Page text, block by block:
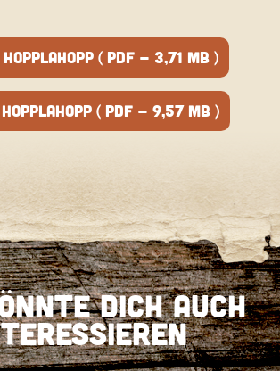
( PDF - 3,71 MB )
( PDF - 9,57 MB )
Dich auch